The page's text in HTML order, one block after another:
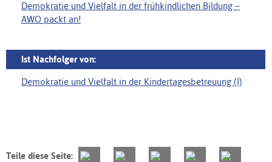
Demokratie und Vielfalt in der frühkindlichen Bildung –
AWO packt an!
Ist Nachfolger von:
Demokratie und Vielfalt in der Kindertagesbetreuung (I)
Teile diese Seite: